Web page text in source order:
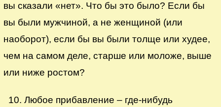
вы сказали «нет». Что бы это было? Если бы
вы были мужчиной, а не женщиной (или
наоборот), если бы вы были толще или худее,
чем на самом деле, старше или моложе, выше
или ниже ростом?
10. Любое прибавление – где-нибудь